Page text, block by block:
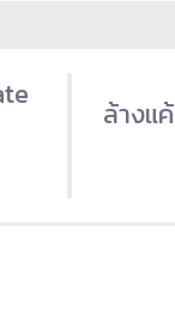
ล้างแ